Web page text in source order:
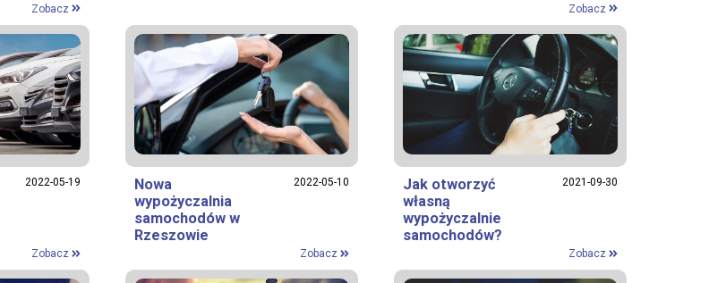
Zobacz Zobacz
2022-05-19
Zobacz
Nowa
wypożyczalnia
samochodów w
Rzeszowie
2022-05-10
Zobacz
Jak otworzyć
własną
wypożyczalnie
samochodów?
2021-09-30
Zobacz